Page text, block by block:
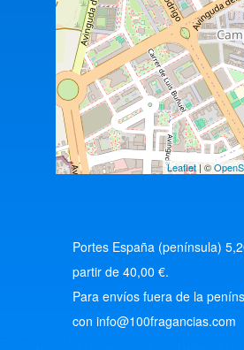
Leaflet | ©
Portes España (península)
partir de 40,00 €.
Para envíos fuera de la
con info@100fragancias.com